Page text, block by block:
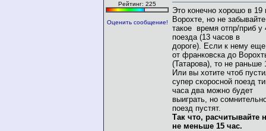
Рейтинг: 225
Оценить сообщение!
Это конечно хорошо в 19
Ворохте, но не
такое время отпр/приб у
поезда (13 часов в
дороге). Если к нему еще
от франковска до
(Татарова), то не раньше
Или вы хотите чтоб
супер скоросной поезд
часа два можно будет
выиграть, но
поезд пустят.
Так что, расчитывайте
не меньше 15 час.